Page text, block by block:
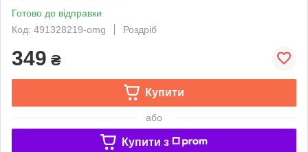
Готово до відправки
Код: 491328219-omg
Роздріб
349 ₴
Купити
або
Купити з